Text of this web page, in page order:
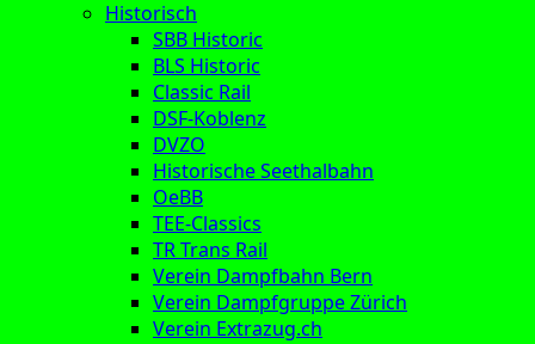
Historisch
SBB Historic
BLS Historic
Classic Rail
DSF-Koblenz
DVZO
Historische Seethalbahn
OeBB
TEE-Classics
TR Trans Rail
Verein Dampfbahn Bern
Verein Dampfgruppe Zürich
Verein Extrazug.ch